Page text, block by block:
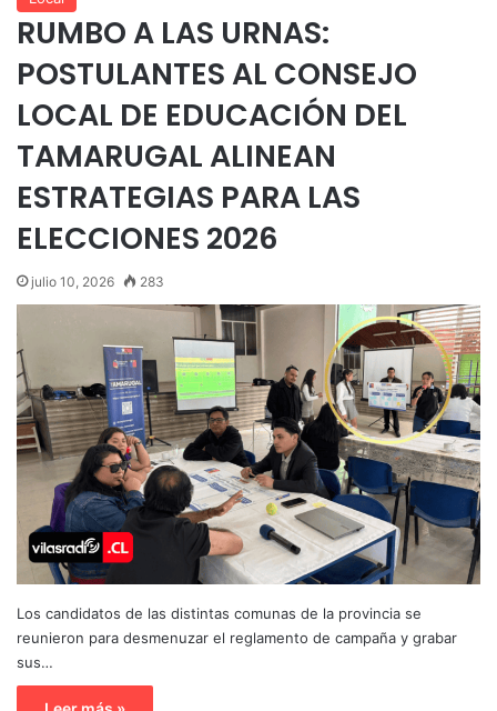
RUMBO A LAS URNAS:
POSTULANTES AL CONSEJO
LOCAL DE EDUCACIÓN DEL
TAMARUGAL ALINEAN
ESTRATEGIAS PARA LAS
ELECCIONES 2026
julio 10, 2026 283
Los candidatos de las distintas comunas de la provincia se
reunieron para desmenuzar el reglamento de campaña y grabar
sus…